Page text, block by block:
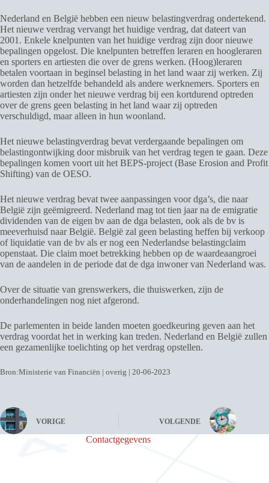
Nederland en België hebben een nieuw belastingverdrag ondertekend.
Het nieuwe verdrag vervangt het huidige verdrag, dat dateert van
2001. Enkele knelpunten van het huidige verdrag zijn door nieuwe
bepalingen opgelost. Die knelpunten betreffen leraren en hoogleraren
en sporters en artiesten die over de grens werken. (Hoog)leraren
betalen voortaan in beginsel belasting in het land waar zij werken. Zij
worden dan hetzelfde behandeld als andere werknemers. Sporters en
artiesten zijn onder het nieuwe verdrag bij een kortdurend optreden
over de grens geen belasting in het land waar zij optreden
verschuldigd, maar alleen in hun woonland.
Het nieuwe belastingverdrag bevat verdergaande bepalingen om
belastingontwijking door misbruik van het verdrag tegen te gaan. Deze
bepalingen komen voort uit het BEPS-project (Base Erosion and Profit
Shifting) van de OESO.
Het nieuwe verdrag bevat twee aanpassingen voor dga’s, die naar
België zijn geëmigreerd. Nederland mag tot tien jaar na de emigratie
dividenden van de eigen bv aan de dga belasten, ook als de bv is
meeverhuisd naar België. België zal geen belasting heffen bij verkoop
of liquidatie van de bv als er nog een Nederlandse belastingclaim
openstaat. Die claim moet betrekking hebben op de waardeaangroei
van de aandelen in de periode dat de dga inwoner van Nederland was.
Over de situatie van grenswerkers, die thuiswerken, zijn de
onderhandelingen nog niet afgerond.
De parlementen in beide landen moeten goedkeuring geven aan het
verdrag voordat het in werking kan treden. Nederland en België zullen
een gezamenlijke toelichting op het verdrag opstellen.
Bron:Ministerie van Financiën | overig | 20-06-2023
VORIGE VOLGENDE
Contactgegevens